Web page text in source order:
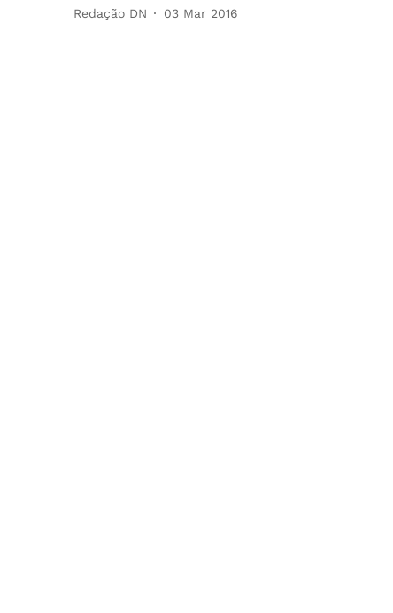
Redação DN 03 Mar 2016